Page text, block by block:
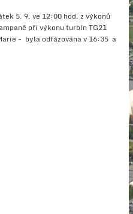
5. 9. ve 12:00 hod. z výkonů
při výkonu turbín TG21
- byla odfázována v 16:35 a